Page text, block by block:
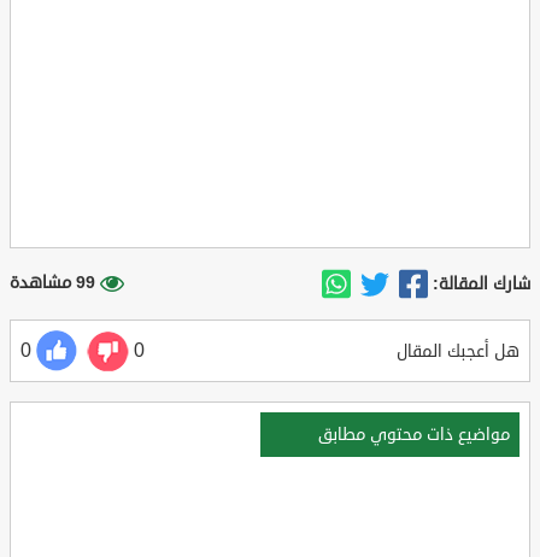
شارك المقالة: 99 مشاهدة
هل أعجبك المقال 0
0
مواضيع ذات محتوي مطابق